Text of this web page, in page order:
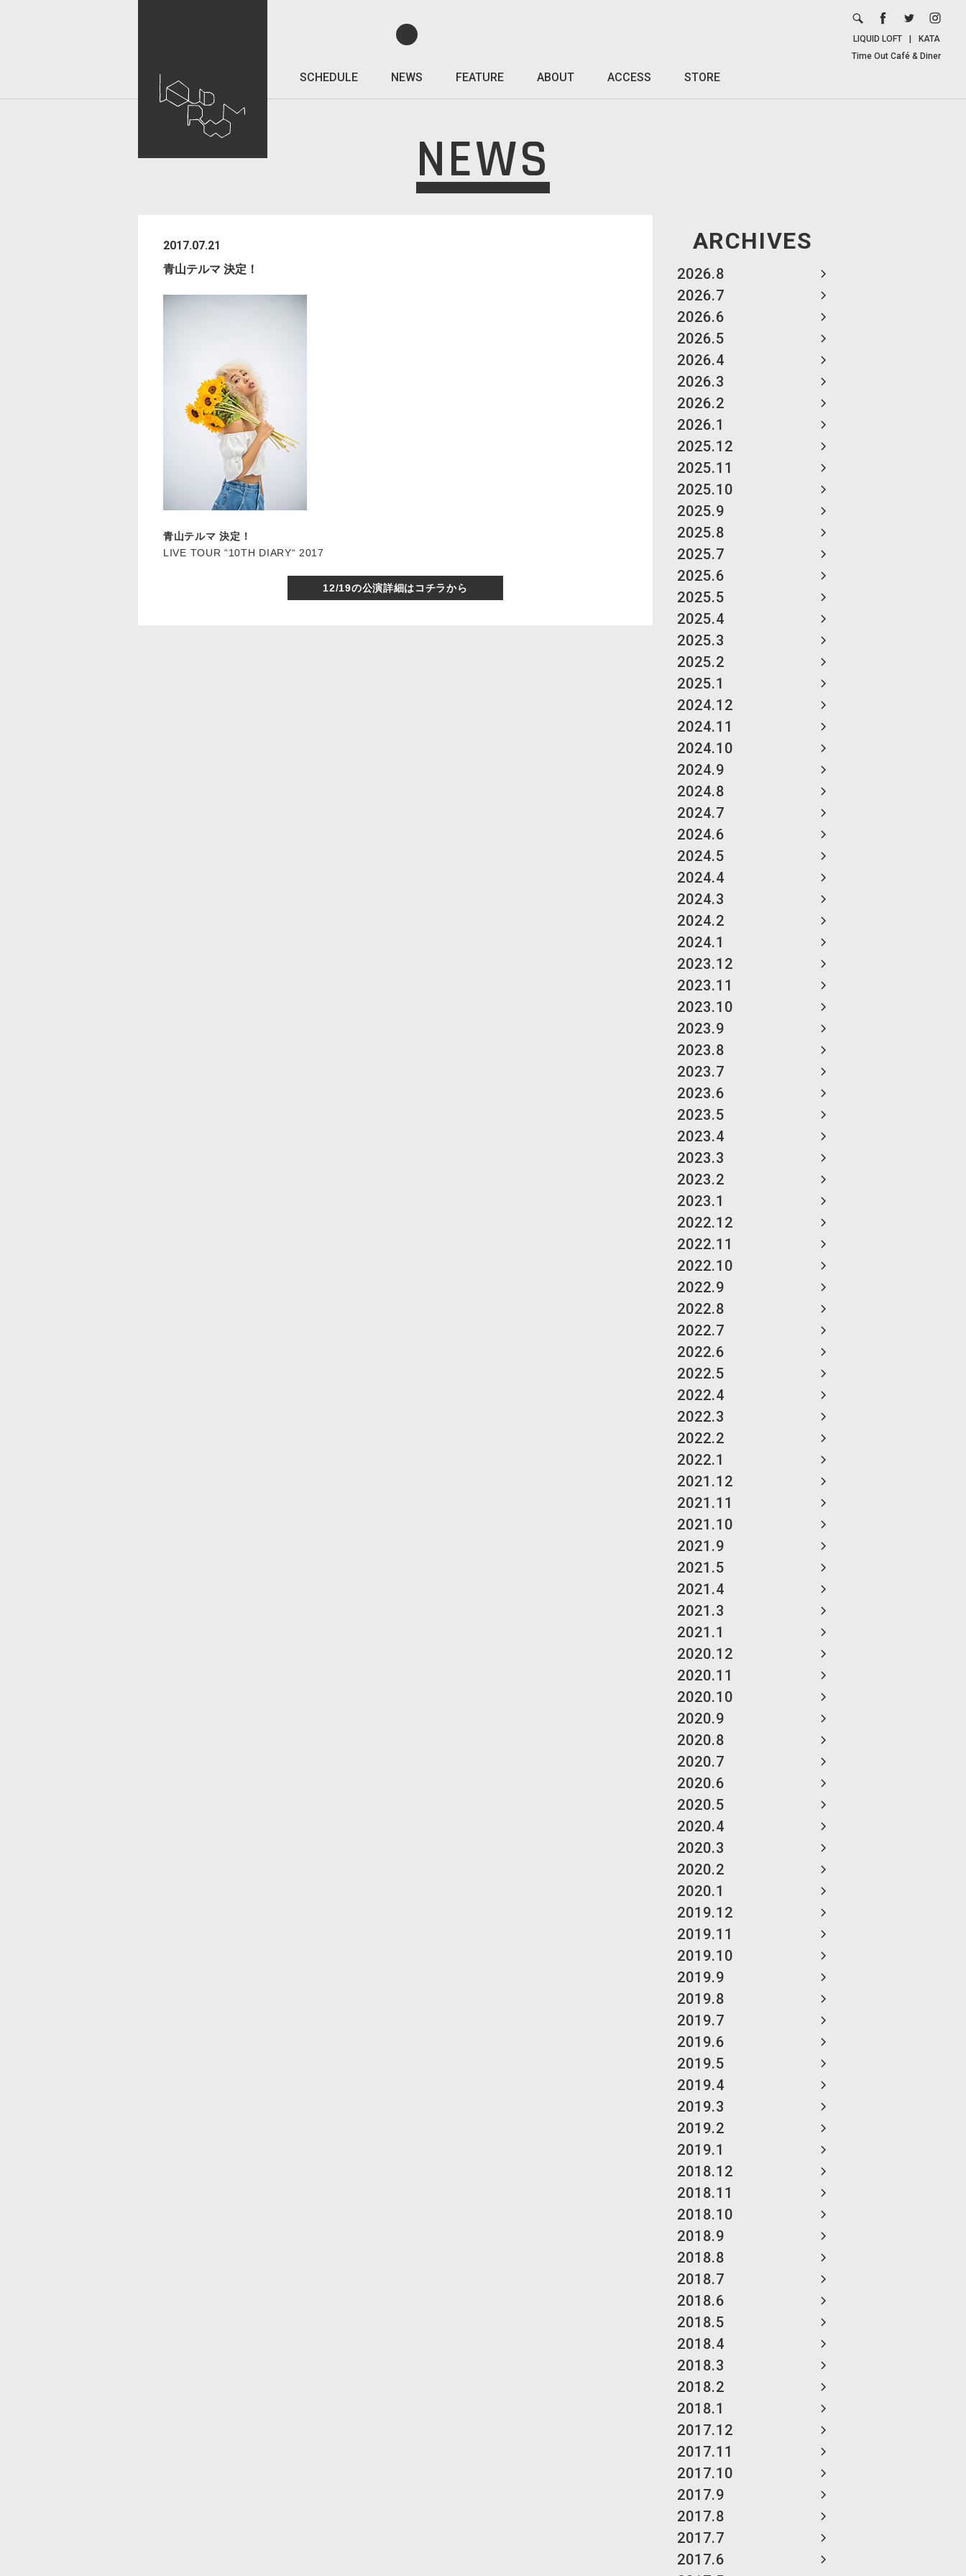
SCHEDULE NEWS FEATURE ABOUT ACCESS STORE
LIQUID LOFT
KATA
Time Out Café & Diner
NEWS
ARCHIVES
2026.8
2026.7
2026.6
2026.5
2026.4
2026.3
2026.2
2026.1
2025.12
2025.11
2025.10
2025.9
2025.8
2025.7
2025.6
2025.5
2025.4
2025.3
2025.2
2025.1
2024.12
2024.11
2024.10
2024.9
2024.8
2024.7
2024.6
2024.5
2024.4
2024.3
2024.2
2024.1
2023.12
2023.11
2023.10
2023.9
2023.8
2023.7
2023.6
2023.5
2023.4
2023.3
2023.2
2023.1
2022.12
2022.11
2022.10
2022.9
2022.8
2022.7
2022.6
2022.5
2022.4
2022.3
2022.2
2022.1
2021.12
2021.11
2021.10
2021.9
2021.5
2021.4
2021.3
2021.1
2020.12
2020.11
2020.10
2020.9
2020.8
2020.7
2020.6
2020.5
2020.4
2020.3
2020.2
2020.1
2019.12
2019.11
2019.10
2019.9
2019.8
2019.7
2019.6
2019.5
2019.4
2019.3
2019.2
2019.1
2018.12
2018.11
2018.10
2018.9
2018.8
2018.7
2018.6
2018.5
2018.4
2018.3
2018.2
2018.1
2017.12
2017.11
2017.10
2017.9
2017.8
2017.7
2017.6
2017.07.21
⻘⼭テルマ 決定！
⻘⼭テルマ 決定！
LIVE TOUR “10TH DIARY“ 2017
12/19の公演詳細はコチラから